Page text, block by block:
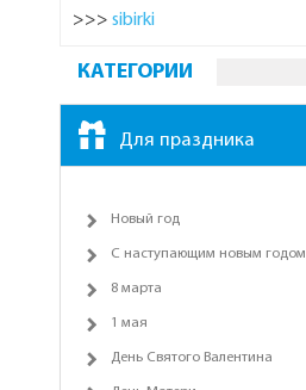
>>> sibirki
КАТЕГОРИИ
Для праздника
Новый год
С наступающим новым годом
8 марта
1 мая
День Святого Валентина